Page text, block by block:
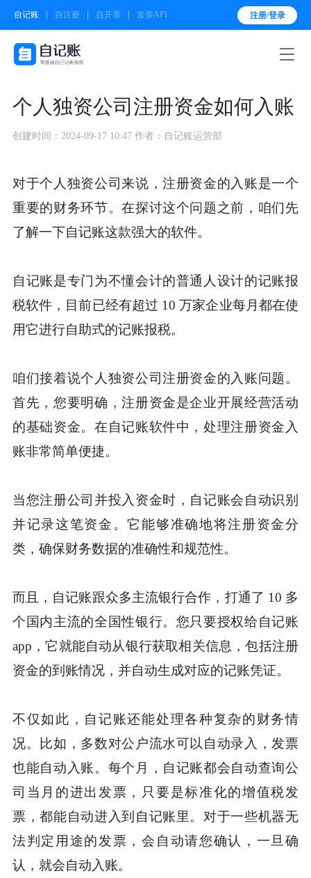
自记账 自注册 自开票 发票API 注册/登录

个人独资公司注册资金如何入账
创建时间：2024-09-17 10:47 作者：自记账运营部
对于个人独资公司来说，注册资金的入账是一个
重要的财务环节。在探讨这个问题之前，咱们先
了解一下自记账这款强大的软件。
自记账是专门为不懂会计的普通人设计的记账报
税软件，目前已经有超过 10 万家企业每月都在使
用它进行自助式的记账报税。
咱们接着说个人独资公司注册资金的入账问题。
首先，您要明确，注册资金是企业开展经营活动
的基础资金。在自记账软件中，处理注册资金入
账非常简单便捷。
当您注册公司并投入资金时，自记账会自动识别
并记录这笔资金。它能够准确地将注册资金分
类，确保财务数据的准确性和规范性。
而且，自记账跟众多主流银行合作，打通了 10 多
个国内主流的全国性银行。您只要授权给自记账
app，它就能自动从银行获取相关信息，包括注册
资金的到账情况，并自动生成对应的记账凭证。
不仅如此，自记账还能处理各种复杂的财务情
况。比如，多数对公户流水可以自动录入，发票
也能自动入账。每个月，自记账都会自动查询公
司当月的进出发票，只要是标准化的增值税发
票，都能自动进入到自记账里。对于一些机器无
法判定用途的发票，会自动请您确认，一旦确
认，就会自动入账。